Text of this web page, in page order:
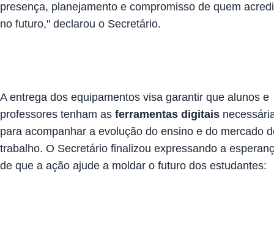
presença, planejamento e compromisso de quem
no futuro," declarou o Secretário.
A entrega dos equipamentos visa garantir que alunos e
professores tenham as ferramentas digitais
para acompanhar a evolução do ensino e do mercado
trabalho. O Secretário finalizou expressando a
de que a ação ajude a moldar o futuro dos estudantes: